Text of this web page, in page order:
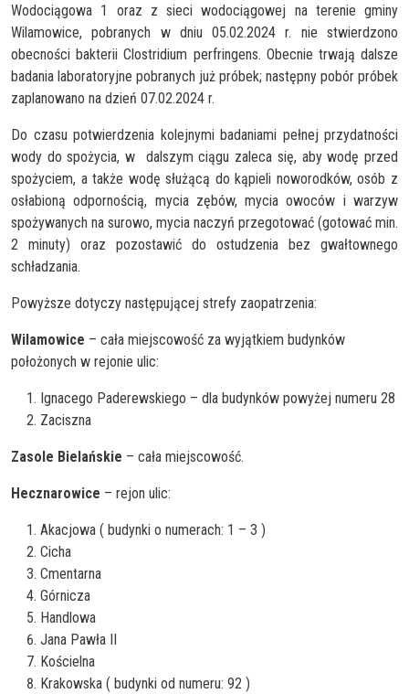
Wodociągowa 1 oraz z sieci wodociągowej na terenie gminy
Wilamowice, pobranych w dniu 05.02.2024 r. nie stwierdzono
obecności bakterii Clostridium perfringens. Obecnie trwają dalsze
badania laboratoryjne pobranych już próbek; następny pobór próbek
zaplanowano na dzień 07.02.2024 r.
Do czasu potwierdzenia kolejnymi badaniami pełnej przydatności
wody do spożycia, w dalszym ciągu zaleca się, aby wodę przed
spożyciem, a także wodę służącą do kąpieli noworodków, osób z
osłabioną odpornością, mycia zębów, mycia owoców i warzyw
spożywanych na surowo, mycia naczyń przegotować (gotować min.
2 minuty) oraz pozostawić do ostudzenia bez gwałtownego
schładzania.
Powyższe dotyczy następującej strefy zaopatrzenia:
Wilamowice – cała miejscowość za wyjątkiem budynków
położonych w rejonie ulic:
Ignacego Paderewskiego – dla budynków powyżej numeru 28
Zaciszna
Zasole Bielańskie – cała miejscowość.
Hecznarowice – rejon ulic:
Akacjowa ( budynki o numerach: 1 – 3 )
Cicha
Cmentarna
Górnicza
Handlowa
Jana Pawła II
Kościelna
Krakowska ( budynki od numeru: 92 )